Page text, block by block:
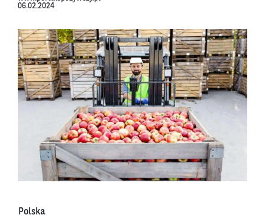
06.02.2024
Polska